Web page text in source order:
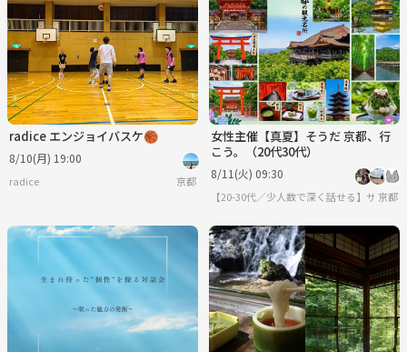
radice エンジョイバスケ🏀
8/10(月) 19:00
radice 京都
女性主催【真夏】そうだ 京都、行
こう。（20代30代）
8/11(火) 09:30
【20-30代／少人数で深く話せる】サーク
京都